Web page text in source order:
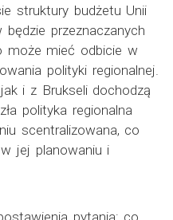
struktury budżetu Unii
przeznaczanych
może mieć odbicie w
polityki regionalnej.
i z Brukseli dochodzą
polityka regionalna
scentralizowana, co
jej planowaniu i